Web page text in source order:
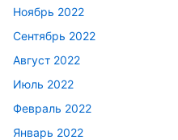
Ноябрь 2022
Сентябрь 2022
Август 2022
Июль 2022
Февраль 2022
Январь 2022